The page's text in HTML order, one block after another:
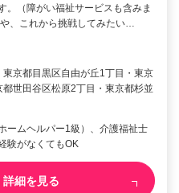
。（障がい福祉サービスも含みま
、これから挑戦してみたい…
京都目黒区自由が丘1丁目・東京
世田谷区松原2丁目・東京都杉並
ームヘルパー1級）、介護福祉士
験がなくてもOK
詳細を見る